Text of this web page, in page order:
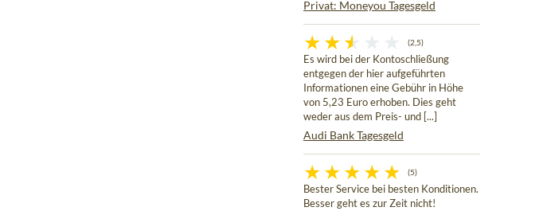
Privat: Moneyou Tagesgeld
(2,5)
Es wird bei der Kontoschließung
entgegen der hier aufgeführten
Informationen eine Gebühr in Höhe
von 5,23 Euro erhoben. Dies geht
weder aus dem Preis- und [...]
Audi Bank Tagesgeld
(5)
Bester Service bei besten Konditionen.
Besser geht es zur Zeit nicht!